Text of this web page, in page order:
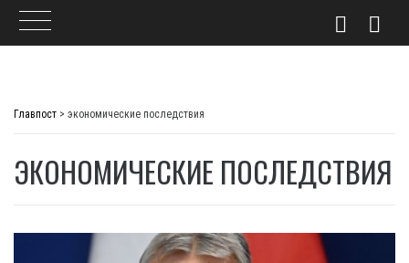
Главпост > экономические последствия
ЭКОНОМИЧЕСКИЕ ПОСЛЕДСТВИЯ